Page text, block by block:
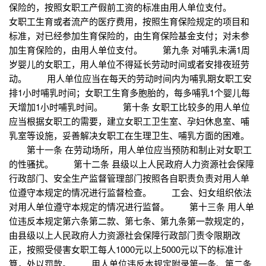
保险的，按照女职工产假前工资的标准由用人单位支付。
女职工生育或者流产的医疗费用，按照生育保险规定的项目和
标准，对已经参加生育保险的，由生育保险基金支付；对未参
加生育保险的，由用人单位支付。 第九条 对哺乳未满1周
岁婴儿的女职工，用人单位不得延长劳动时间或者安排夜班劳
动。 用人单位应当在每天的劳动时间内为哺乳期女职工安
排1小时哺乳时间；女职工生育多胞胎的，每多哺乳1个婴儿每
天增加1小时哺乳时间。 第十条 女职工比较多的用人单位
应当根据女职工的需要，建立女职工卫生室、孕妇休息室、哺
乳室等设施，妥善解决女职工在生理卫生、哺乳方面的困难。
第十一条 在劳动场所，用人单位应当预防和制止对女职工
的性骚扰。 第十二条 县级以上人民政府人力资源社会保障
行政部门、安全生产监督管理部门按照各自职责负责对用人单
位遵守本规定的情况进行监督检查。 工会、妇女组织依法
对用人单位遵守本规定的情况进行监督。 第十三条 用人单
位违反本规定第六条第二款、第七条、第九条第一款规定的，
由县级以上人民政府人力资源社会保障行政部门责令限期改
正，按照受侵害女职工每人1000元以上5000元以下的标准计
算，处以罚款。 用人单位违反本规定附录第一条、第二条